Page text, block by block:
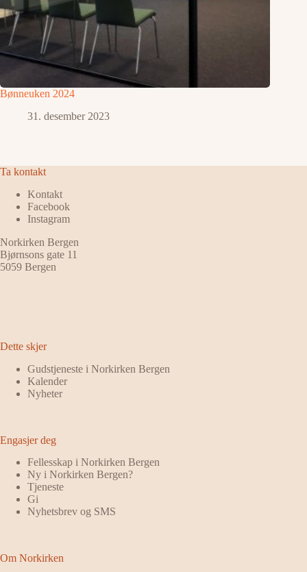
Bønneuken 2024
31. desember 2023
Ta kontakt
Kontakt
Facebook
Instagram
Norkirken Bergen
Bjørnsons gate 11
5059 Bergen
Dette skjer
Gudstjeneste i Norkirken Bergen
Kalender
Nyheter
Engasjer deg
Fellesskap i Norkirken Bergen
Ny i Norkirken Bergen?
Tjeneste
Gi
Nyhetsbrev og SMS
Om Norkirken